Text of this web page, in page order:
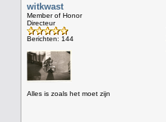
witkwast
Member of Honor
Directeur
Berichten: 144
Alles is zoals het moet zijn